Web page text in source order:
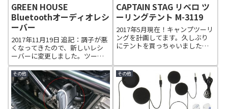
GREEN HOUSE
Bluetoothオーディオレシ
ーバー
2017年11月19日 追記：調子が悪
くなってきたので、新しいレシ
ーバーに変更しました。ツーリ
ング時に、スマホナビの音声案
内や音楽を聴きたかったので、
ヘルメットスピーカーと
Bluetoothレシーバーを購入する
事にしました。GREEN HO...
CAPTAIN STAG リベロ ツ
ーリングテント M-3119
2017年5月現在！キャンプツーリ
ングを計画してます。久しぶり
にテントを買っちゃいました。
ツーリングテント 2人用 M-3119
です。価格は約7,000円でした。
最初...
その他 その他